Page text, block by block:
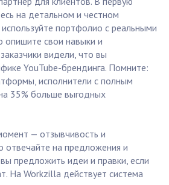
на детальном и честном
портфолио с реальными
свои навыки и
видели, что вы
YouTube-брендинга. Помните:
исполнители с полным
35% больше выгодных
— отзывчивость и
отвечайте на предложения и
предложить идеи и правки, если
На Workzilla действует система